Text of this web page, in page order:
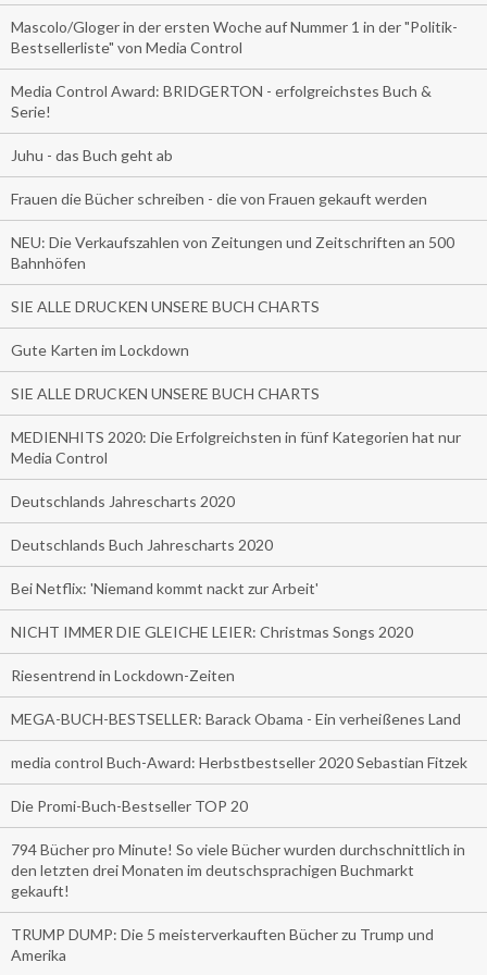
Mascolo/Gloger in der ersten Woche auf Nummer 1 in der "Politik-
Bestsellerliste" von Media Control
Media Control Award: BRIDGERTON - erfolgreichstes Buch &
Serie!
Juhu - das Buch geht ab
Frauen die Bücher schreiben - die von Frauen gekauft werden
NEU: Die Verkaufszahlen von Zeitungen und Zeitschriften an 500
Bahnhöfen
SIE ALLE DRUCKEN UNSERE BUCH CHARTS
Gute Karten im Lockdown
SIE ALLE DRUCKEN UNSERE BUCH CHARTS
MEDIENHITS 2020: Die Erfolgreichsten in fünf Kategorien hat nur
Media Control
Deutschlands Jahrescharts 2020
Deutschlands Buch Jahrescharts 2020
Bei Netflix: 'Niemand kommt nackt zur Arbeit'
NICHT IMMER DIE GLEICHE LEIER: Christmas Songs 2020
Riesentrend in Lockdown-Zeiten
MEGA-BUCH-BESTSELLER: Barack Obama - Ein verheißenes Land
media control Buch-Award: Herbstbestseller 2020 Sebastian Fitzek
Die Promi-Buch-Bestseller TOP 20
794 Bücher pro Minute! So viele Bücher wurden durchschnittlich in
den letzten drei Monaten im deutschsprachigen Buchmarkt
gekauft!
TRUMP DUMP: Die 5 meisterverkauften Bücher zu Trump und
Amerika